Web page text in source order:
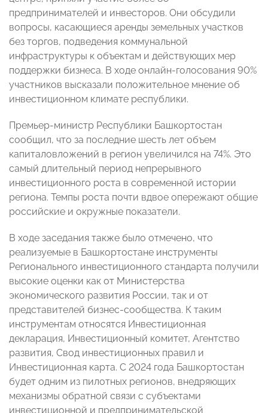
предпринимателей и инвесторов. Они обсудили
вопросы, касающиеся аренды земельных участков
без торгов, подведения коммунальной
инфраструктуры к объектам и действующих мер
поддержки бизнеса. В ходе онлайн-голосования 90%
участников высказали положительное мнение об
инвестиционном климате республики.
Премьер-министр Республики Башкортостан
сообщил, что за последние шесть лет объем
капиталовложений в регион увеличился на 74%. Это
самый длительный период непрерывного
инвестиционного роста в современной истории
региона. Темпы роста почти вдвое опережают общие
российские и окружные показатели.
В ходе заседания также было отмечено, что
реализуемые в Башкортостане инструменты
Регионального инвестиционного стандарта получили
высокие оценки как от Министерства
экономического развития России, так и от
представителей бизнес-сообщества. К таким
инструментам относятся Инвестиционная
декларация, Инвестиционный комитет, Агентство
развития, Свод инвестиционных правил и
Инвестиционная карта. С 2024 года Башкортостан
будет одним из пилотных регионов, внедряющих
механизмы обратной связи с субъектами
инвестиционной и предпринимательской